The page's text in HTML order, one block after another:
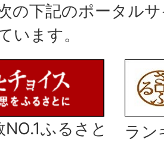
の下記のポータル
います。
ふるさと
ラン